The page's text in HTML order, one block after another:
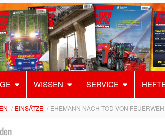
WISSEN SERVICE
EINSÄTZE EHEMANN NACH TOD VON